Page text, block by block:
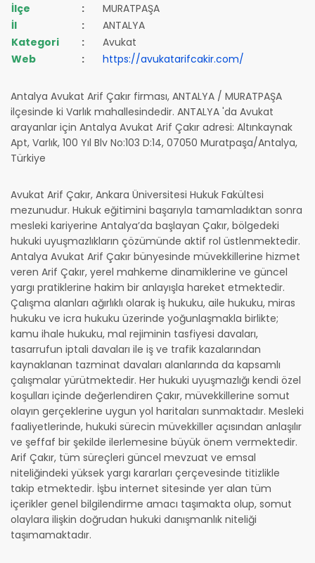
İlçe
:
MURATPAŞA
İl
:
ANTALYA
Kategori
:
Avukat
Web
: https://avukatarifcakir.com/
Antalya Avukat Arif Çakır firması, ANTALYA / MURATPAŞA
ilçesinde ki Varlık mahallesindedir. ANTALYA 'da Avukat
arayanlar için Antalya Avukat Arif Çakır adresi: Altınkaynak
Apt, Varlık, 100 Yıl Blv No:103 D:14, 07050 Muratpaşa/Antalya,
Türkiye
Avukat Arif Çakır, Ankara Üniversitesi Hukuk Fakültesi
mezunudur. Hukuk eğitimini başarıyla tamamladıktan sonra
mesleki kariyerine Antalya’da başlayan Çakır, bölgedeki
hukuki uyuşmazlıkların çözümünde aktif rol üstlenmektedir.
Antalya Avukat Arif Çakır bünyesinde müvekkillerine hizmet
veren Arif Çakır, yerel mahkeme dinamiklerine ve güncel
yargı pratiklerine hakim bir anlayışla hareket etmektedir.
Çalışma alanları ağırlıklı olarak iş hukuku, aile hukuku, miras
hukuku ve icra hukuku üzerinde yoğunlaşmakla birlikte;
kamu ihale hukuku, mal rejiminin tasfiyesi davaları,
tasarrufun iptali davaları ile iş ve trafik kazalarından
kaynaklanan tazminat davaları alanlarında da kapsamlı
çalışmalar yürütmektedir. Her hukuki uyuşmazlığı kendi özel
koşulları içinde değerlendiren Çakır, müvekkillerine somut
olayın gerçeklerine uygun yol haritaları sunmaktadır. Mesleki
faaliyetlerinde, hukuki sürecin müvekkiller açısından anlaşılır
ve şeffaf bir şekilde ilerlemesine büyük önem vermektedir.
Arif Çakır, tüm süreçleri güncel mevzuat ve emsal
niteliğindeki yüksek yargı kararları çerçevesinde titizlikle
takip etmektedir. İşbu internet sitesinde yer alan tüm
içerikler genel bilgilendirme amacı taşımakta olup, somut
olaylara ilişkin doğrudan hukuki danışmanlık niteliği
taşımamaktadır.